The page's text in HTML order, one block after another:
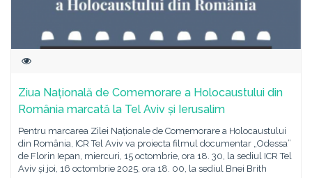
Ziua Națională de Comemorare a Holocaustului din
România marcată la Tel Aviv și Ierusalim
Pentru marcarea Zilei Naționale de Comemorare a Holocaustului
din România, ICR Tel Aviv va proiecta filmul documentar „Odessa”
de Florin Iepan, miercuri, 15 octombrie, ora 18. 30, la sediul ICR Tel
Aviv și joi, 16 octombrie 2025, ora 18. 00, la sediul Bnei Brith